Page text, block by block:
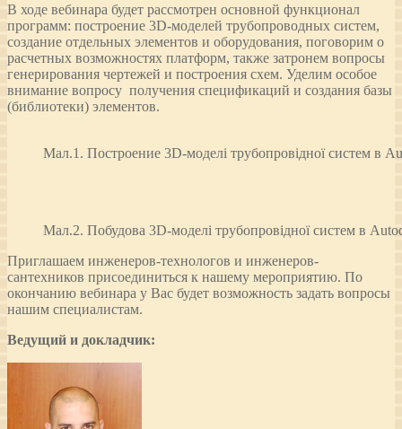
В ходе вебинара будет рассмотрен основной функционал
программ: построение 3D-моделей трубопроводных систем,
создание отдельных элементов и оборудования, поговорим о
расчетных возможностях платформ, также затронем вопросы
генерирования чертежей и построения схем. Уделим особое
внимание вопросу получения спецификаций и создания базы
(библиотеки) элементов.
Мал.1. Построение 3D-моделі трубопровідної систем в
Мал.2. Побудова 3D-моделі трубопровідної систем в
Приглашаем инженеров-технологов и инженеров-
сантехников присоединиться к нашему мероприятию. По
окончанию вебинара у Вас будет возможность задать вопросы
нашим специалистам.
Ведущий и докладчик: